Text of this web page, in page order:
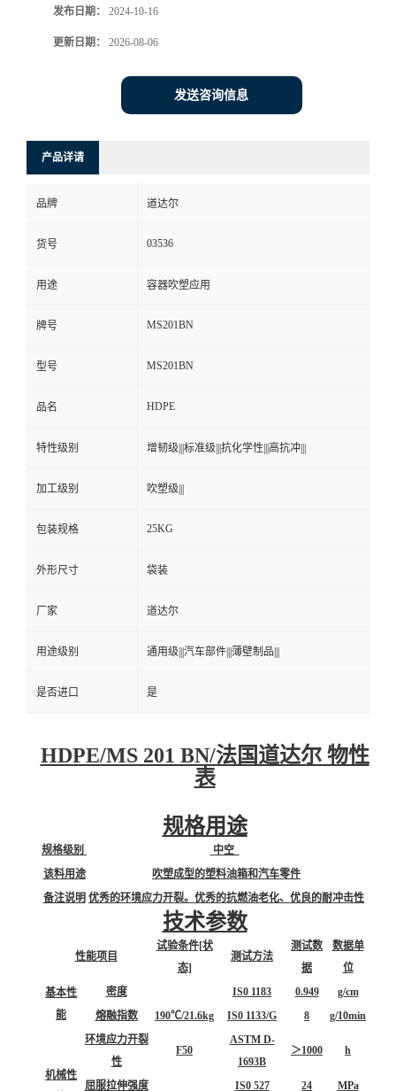
发布日期： 2024-10-16
更新日期： 2026-08-06
发送咨询信息
产品详请
品牌 道达尔
货号 03536
用途 容器吹塑应用
牌号 MS201BN
型号 MS201BN
品名 HDPE
特性级别 增韧级|||标准级|||抗化学性|||高抗冲|||
加工级别 吹塑级|||
包装规格 25KG
外形尺寸 袋装
厂家 道达尔
用途级别 通用级|||汽车部件|||薄壁制品|||
是否进口 是
HDPE/MS 201 BN/法国道达尔 物性
表
规格用途
规格级别
中空
该料用途
吹塑成型的塑料油箱和汽车零件
备注说明 优秀的环境应力开裂。优秀的抗燃油老化、优良的耐冲击性
技术参数
性能项目
试验条件[状
态]
测试方法
测试数
据
数据单
位
基本性
能
密度 IS0 1183 0.949
g/cm
熔融指数
190℃/21.6kg IS0 1133/G 8 g/10min
机械性
环境应力开裂
性
F50
ASTM D-
1693B
＞1000 h
屈服拉伸强度 IS0 527 24 MPa